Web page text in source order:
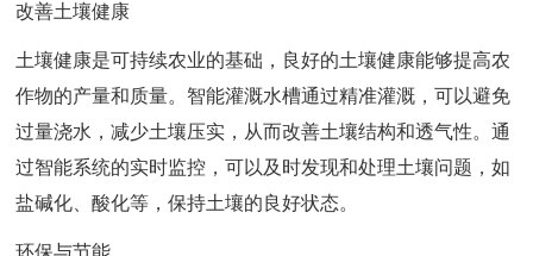
改善土壤健康
土壤健康是可持续农业的基础，良好的土壤健康能够提高农
作物的产量和质量。智能灌溉水槽通过精准灌溉，可以避免
过量浇水，减少土壤压实，从而改善土壤结构和透气性。通
过智能系统的实时监控，可以及时发现和处理土壤问题，如
盐碱化、酸化等，保持土壤的良好状态。